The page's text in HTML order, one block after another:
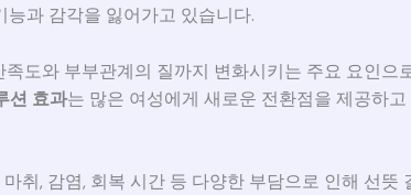
과 감각을 잃어가고 있습니다.
도와 부부관계의 질까지 변화시키는 주요 요인으
션 효과는 많은 여성에게 새로운 전환점을 제공하고
취, 감염, 회복 시간 등 다양한 부담으로 인해 선뜻